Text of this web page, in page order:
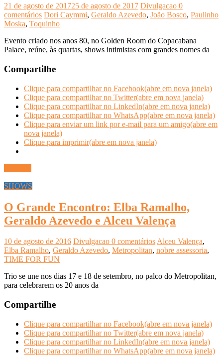
21 de agosto de 201725 de agosto de 2017 Divulgacao 0
comentários Dori Caymmi, Geraldo Azevedo, João Bosco, Paulinho
Moska, Toquinho
Evento criado nos anos 80, no Golden Room do Copacabana
Palace, reúne, às quartas, shows intimistas com grandes nomes da
Compartilhe
Clique para compartilhar no Facebook(abre em nova janela)
Clique para compartilhar no Twitter(abre em nova janela)
Clique para compartilhar no LinkedIn(abre em nova janela)
Clique para compartilhar no WhatsApp(abre em nova janela)
Clique para enviar um link por e-mail para um amigo(abre em
nova janela)
Clique para imprimir(abre em nova janela)
SHOWS
O Grande Encontro: Elba Ramalho,
Geraldo Azevedo e Alceu Valença
10 de agosto de 2016 Divulgacao 0 comentáriosAlceu Valença,
Elba Ramalho, Geraldo Azevedo, Metropolitan, nobre assessoria,
TIME FOR FUN
Trio se une nos dias 17 e 18 de setembro, no palco do Metropolitan,
para celebrarem os 20 anos da
Compartilhe
Clique para compartilhar no Facebook(abre em nova janela)
Clique para compartilhar no Twitter(abre em nova janela)
Clique para compartilhar no LinkedIn(abre em nova janela)
Clique para compartilhar no WhatsApp(abre em nova janela)